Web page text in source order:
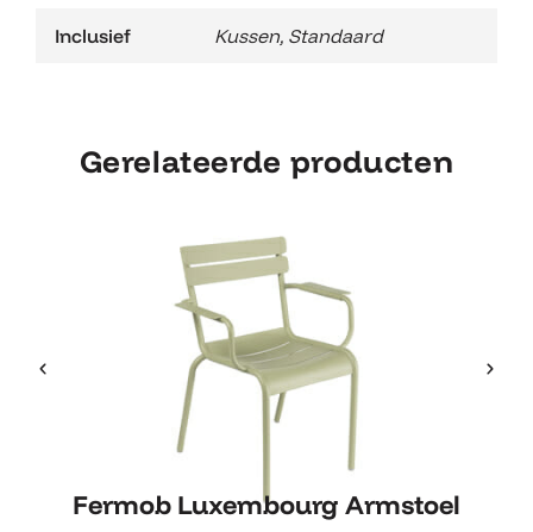
Inclusief Kussen, Standaard
Gerelateerde producten
Fermob Luxembourg Armstoel
Fermob Luxembourg Armstoel